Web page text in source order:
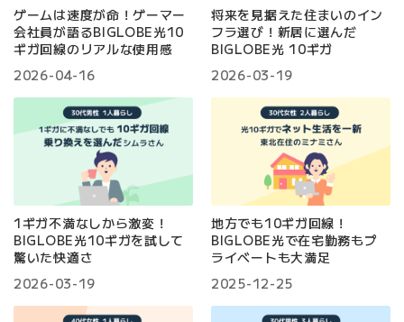
ゲームは速度が命！ゲーマー
会社員が語るBIGLOBE光10
ギガ回線のリアルな使用感
2026-04-16
将来を見据えた住まいのイン
フラ選び！新居に選んだ
BIGLOBE光 10ギガ
2026-03-19
1ギガ不満なしから激変！
BIGLOBE光10ギガを試して
驚いた快適さ
2026-03-19
地方でも10ギガ回線！
BIGLOBE光で在宅勤務もプ
ライベートも大満足
2025-12-25